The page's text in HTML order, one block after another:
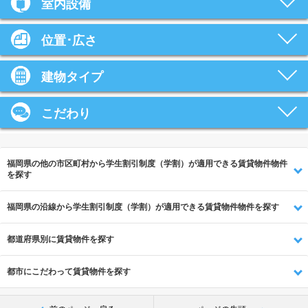
室内設備
位置･広さ
建物タイプ
こだわり
福岡県の他の市区町村から学生割引制度（学割）が適用できる賃貸物件物件
を探す
福岡県の沿線から学生割引制度（学割）が適用できる賃貸物件物件を探す
都道府県別に賃貸物件を探す
都市にこだわって賃貸物件を探す